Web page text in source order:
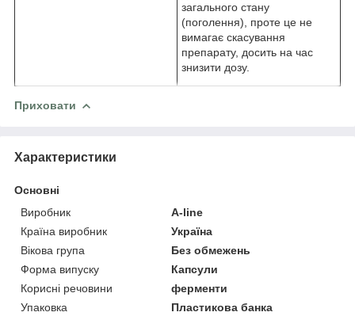
загального стану
(поголення), проте це не
вимагає скасування
препарату, досить на час
знизити дозу.
Приховати
Характеристики
Основні
Виробник
A-line
Країна виробник
Україна
Вікова група
Без обмежень
Форма випуску
Капсули
Корисні речовини
ферменти
Упаковка
Пластикова банка